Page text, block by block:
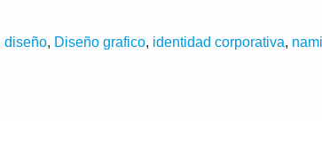
diseño, Diseño grafico, identidad corporativa,